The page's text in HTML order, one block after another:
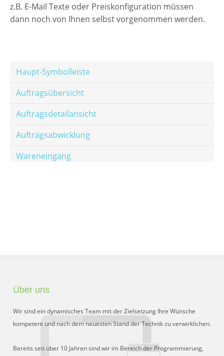
z.B. E-Mail Texte oder Preiskonfiguration müssen
dann noch von Ihnen selbst vorgenommen werden.
Haupt-Symbolleiste
Auftragsübersicht
Auftragsdetailansicht
Auftragsabwicklung
Wareneingang
Sperrliste
Zustands-Abfragen
Über uns
Wir sind ein dynamisches Team mit der Zielsetzung Ihre Wünsche
kompetent und nach dem neuesten Stand der Technik zu verwirklichen.
Bereits seit über 10 Jahren sind wir im Bereich der Programmierung,